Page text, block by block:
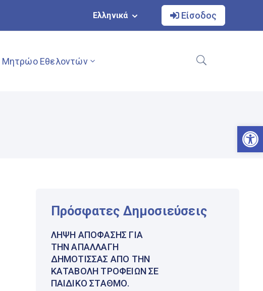
Ελληνικά Είσοδος
Μητρώο Εθελοντών
Πρόσφατες Δημοσιεύσεις
ΛΉΨΗ ΑΠΌΦΑΣΗΣ ΓΙΑ
ΤΗΝ ΑΠΑΛΛΑΓΉ
ΔΗΜΌΤΙΣΣΑΣ ΑΠΌ ΤΗΝ
ΚΑΤΑΒΟΛΉ ΤΡΟΦΕΊΩΝ ΣΕ
ΠΑΙΔΙΚΌ ΣΤΑΘΜΌ.